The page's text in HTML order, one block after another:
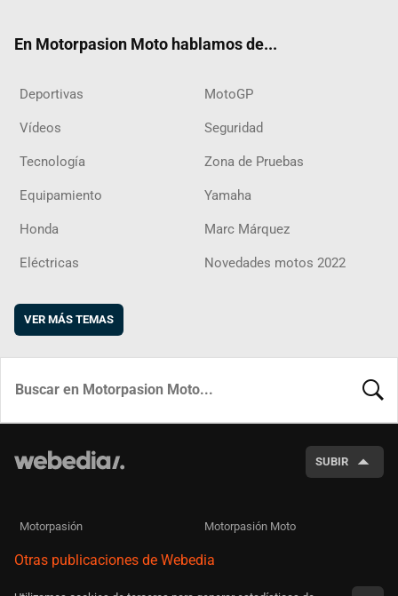
En Motorpasion Moto hablamos de...
Deportivas MotoGP
Vídeos Seguridad
Tecnología Zona de Pruebas
Equipamiento Yamaha
Honda Marc Márquez
Eléctricas Novedades motos 2022
VER MÁS TEMAS
SUBIR
Motorpasión Motorpasión Moto
Otras publicaciones de Webedia